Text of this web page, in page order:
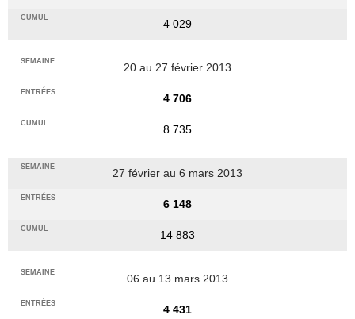
4 029
20 au 27 février 2013
4 706
8 735
27 février au 6 mars 2013
6 148
14 883
06 au 13 mars 2013
4 431